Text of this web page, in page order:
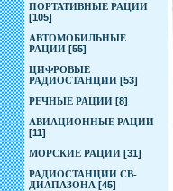
ПОРТАТИВНЫЕ РАЦИИ
[105]
АВТОМОБИЛЬНЫЕ
РАЦИИ[55]
ЦИФРОВЫЕ
РАДИОСТАНЦИИ[53]
РЕЧНЫЕ РАЦИИ[8]
АВИАЦИОННЫЕ РАЦИИ
[11]
МОРСКИЕ РАЦИИ[31]
РАДИОСТАНЦИИ CB-
ДИАПАЗОНА [45]